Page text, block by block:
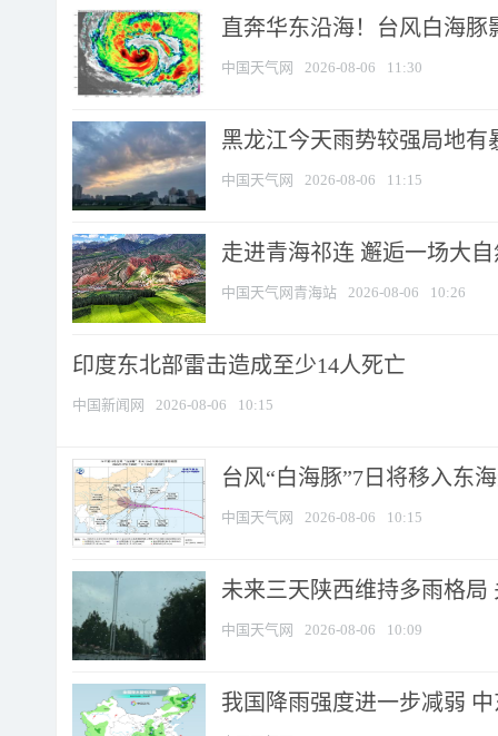
直奔华东沿海！台风白海豚
中国天气网 2026-08-06 11:30
黑龙江今天雨势较强局地有
中国天气网 2026-08-06 11:15
走进青海祁连 邂逅一场大
中国天气网青海站 2026-08-06 10:26
印度东北部雷击造成至少14人死亡
中国新闻网 2026-08-06 10:15
台风“白海豚”7日将移入东
中国天气网 2026-08-06 10:15
未来三天陕西维持多雨格局
中国天气网 2026-08-06 10:09
我国降雨强度进一步减弱